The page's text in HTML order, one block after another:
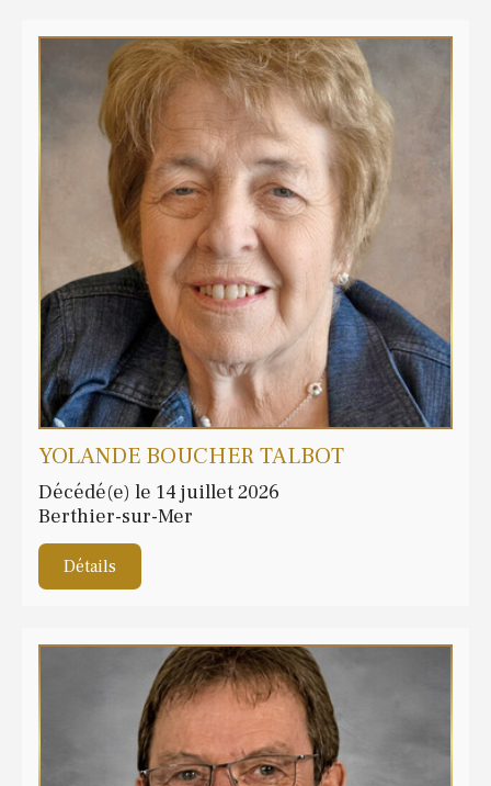
YOLANDE BOUCHER TALBOT
Décédé(e) le 14 juillet 2026
Berthier-sur-Mer
Détails